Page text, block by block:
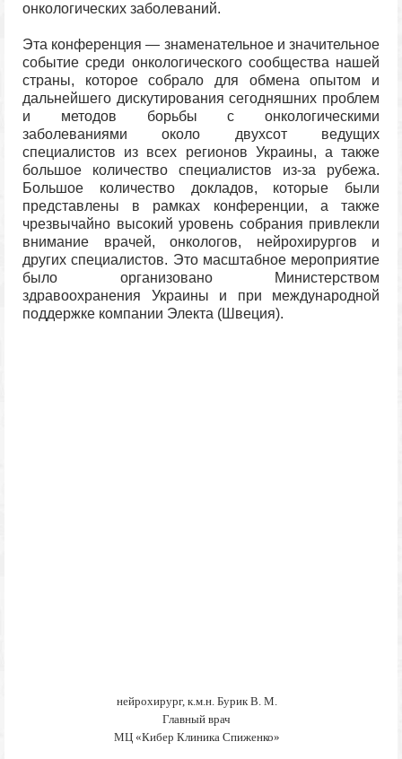
онкологических заболеваний.
Эта конференция — знаменательное и значительное
событие среди онкологического сообщества нашей
страны, которое собрало для обмена опытом и
дальнейшего дискутирования сегодняшних проблем
и методов борьбы с онкологическими
заболеваниями около двухсот ведущих
специалистов из всех регионов Украины, а также
большое количество специалистов из-за рубежа.
Большое количество докладов, которые были
представлены в рамках конференции, а также
чрезвычайно высокий уровень собрания привлекли
внимание врачей, онкологов, нейрохирургов и
других специалистов. Это масштабное мероприятие
было организовано Министерством
здравоохранения Украины и при международной
поддержке компании Электа (Швеция).
нейрохирург, к.м.н. Бурик В. М.
Главный врач
МЦ «Кибер Клиника Спиженко»